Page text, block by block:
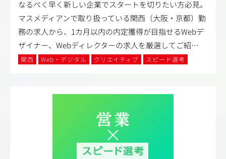
なるべく早く新しい企業でスタートを切りたい方必見。
マスメディアンで取り扱っている関西（大阪・京都）勤
務の求人から、1カ月以内の内定獲得が目指せるWebデ
ザイナー、Webディレクターの求人を厳選してご紹…
関西 Web・デジタル クリエイティブ スピード選考